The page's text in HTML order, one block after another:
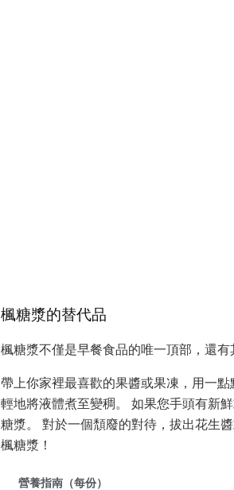
楓糖漿的替代品
楓糖漿不僅是早餐食品的唯一頂部，還
帶上你家裡最喜歡的果醬或果凍，用一
輕地將液體煮至變稠。 如果您手頭有新
糖漿。 對於一個頹廢的對待，拔出花生
楓糖漿！
營養指南（每份）